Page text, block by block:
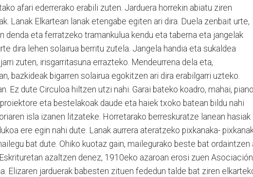
afari ederrerako erabili zuten. Jarduera horrekin abiatu ziren
Lanak Elkartean lanak etengabe egiten ari dira. Duela zenbait urte,
denda eta ferratzeko tramankulua kendu eta taberna eta jangelak
dira lehen solairua berritu zutela. Jangela handia eta sukaldea
zuten, irisgarritasuna errazteko. Mendeurrena dela eta,
bazkideak bigarren solairua egokitzen ari dira erabilgarri uzteko.
Ez dute Circuloa hiltzen utzi nahi. Garai bateko koadro, mahai,
eta bestelakoak daude eta haiek txoko batean bildu nahi
isla izanen litzateke. Horretarako berreskuratze lanean hasiak
ere egin nahi dute. Lanak aurrera ateratzeko pixkanaka-
bat dute. Ohiko kuotaz gain, mailegurako beste bat ordaintzen
azaltzen denez, 1910eko azaroan erosi zuen Asociación
Elizaren jarduerak babesten zituen fededun talde bat ziren